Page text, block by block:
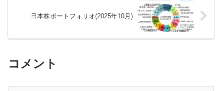
日本株ポートフォリオ(2025年10月)
コメント